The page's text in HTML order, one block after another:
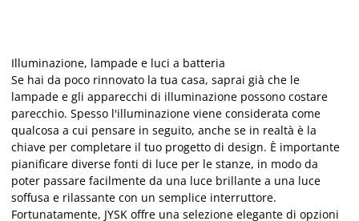
Illuminazione, lampade e luci a batteria
Se hai da poco rinnovato la tua casa, saprai già che le
lampade e gli apparecchi di illuminazione possono costare
parecchio. Spesso l'illuminazione viene considerata come
qualcosa a cui pensare in seguito, anche se in realtà è la
chiave per completare il tuo progetto di design. È importante
pianificare diverse fonti di luce per le stanze, in modo da
poter passare facilmente da una luce brillante a una luce
soffusa e rilassante con un semplice interruttore.
Fortunatamente, JYSK offre una selezione elegante di opzioni